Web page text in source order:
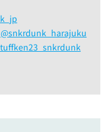
@snkrdunk_harajuku